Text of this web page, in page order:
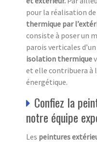
pour la réalisation de
thermique par
consiste à poser un
parois verticales
isolation thermique
et elle contribuera à
énergétique.
Confiez la
notre équipe
Les peintures